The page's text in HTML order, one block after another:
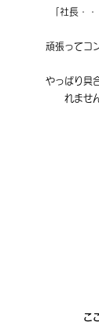
「社長・
頑張ってコ
やっぱり具
れませ
こ